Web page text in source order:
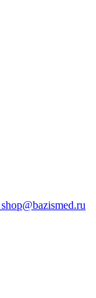
shop@bazismed.ru